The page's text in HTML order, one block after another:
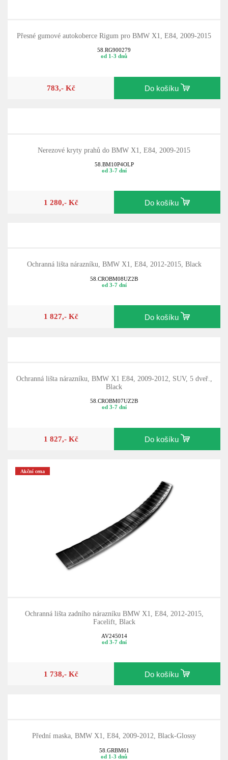
Přesné gumové autokoberce Rigum pro BMW X1, E84, 2009-2015
58.RG900279
od 1-3 dnů
783,- Kč Do košíku
Nerezové kryty prahů do BMW X1, E84, 2009-2015
58.BM10P4OLP
od 3-7 dní
1 280,- Kč Do košíku
Ochranná lišta nárazníku, BMW X1, E84, 2012-2015, Black
58.CROBM08UZ2B
od 3-7 dní
1 827,- Kč Do košíku
Ochranná lišta nárazníku, BMW X1 E84, 2009-2012, SUV, 5 dveř.,
Black
58.CROBM07UZ2B
od 3-7 dní
1 827,- Kč Do košíku
Akční cena
Ochranná lišta zadního nárazníku BMW X1, E84, 2012-2015,
Facelift, Black
AV245014
od 3-7 dní
1 738,- Kč Do košíku
Přední maska, BMW X1, E84, 2009-2012, Black-Glossy
58.GRBM61
od 1-3 dnů